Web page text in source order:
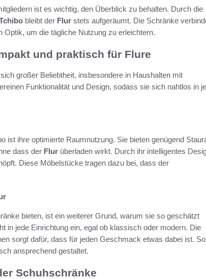
ist es wichtig, den Überblick zu behalten. Durch die
bleibt der Flur stets aufgeräumt. Die Schränke
um die tägliche Nutzung zu erleichtern.
und praktisch für Flure
großer Beliebtheit, insbesondere in Haushalten mit
Funktionalität und Design, sodass sie sich nahtlos in
ist ihre optimierte Raumnutzung. Sie bieten genügend
dass der Flur überladen wirkt. Durch ihr intelligentes
Diese Möbelstücke tragen dazu bei, dass der
bieten, ist ein weiterer Grund, warum sie so geschätzt
in jede Einrichtung ein, egal ob klassisch oder modern. Die
sorgt dafür, dass für jeden Geschmack etwas dabei ist.
ansprechend gestaltet.
Schuhschränke